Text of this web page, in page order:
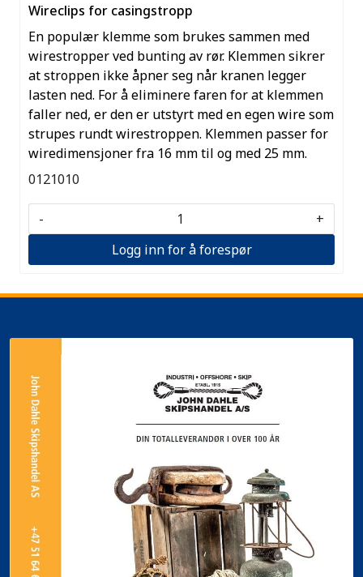
Wireclips for casingstropp
En populær klemme som brukes sammen med
wirestropper ved bunting av rør. Klemmen sikrer
at stroppen ikke åpner seg når kranen legger
lasten ned. For å eliminere faren for at klemmen
faller ned, er den er utstyrt med en egen wire som
strupes rundt wirestroppen. Klemmen passer for
wiredimensjoner fra 16 mm til og med 25 mm.
0121010
-
+
Logg inn for å forespør